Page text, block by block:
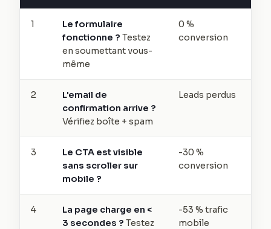
1
Le formulaire
fonctionne ? Testez
en soumettant vous-
même
0 %
conversion
2
L'email de
confirmation arrive ?
Vérifiez boîte + spam
Leads perdus
3
Le CTA est visible
sans scroller sur
mobile ?
-30 %
conversion
4
La page charge en <
3 secondes ? Testez
-53 % trafic
mobile